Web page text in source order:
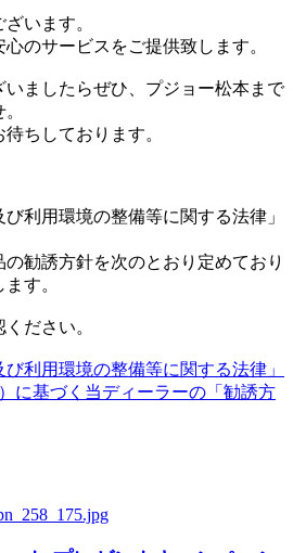
います。
のサービスをご提供致します。
ましたらぜひ、プジョー松本まで
ちしております。
び利用環境の整備等に関する法律」
勧誘方針を次のとおり定めており
す。
ださい。
び利用環境の整備等に関する法律」
に基づく当ディーラーの「勧誘方